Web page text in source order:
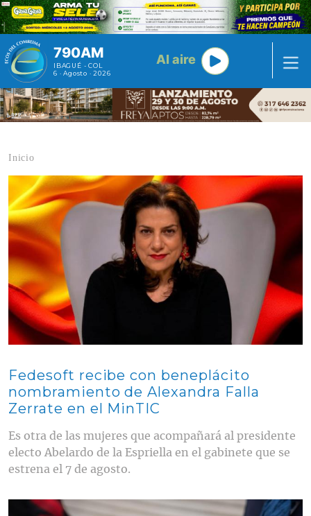
Pasar al contenido principal
790AM
IBAGUÉ - COL
6 · Agosto · 2026
Al aire
Inicio
Contenido multimedia principal
Fedesoft recibe con beneplácito
nombramiento de Alexandra Falla
Zerrate en el MinTIC
Es otra de las mujeres que acompañará al presidente
electo Abelardo de la Espriella en el gabinete que se
estrena el 7 de agosto.
Contenido multimedia principal